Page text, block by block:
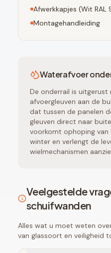
Afwerkkapjes (Wit RAL
Montagehandleiding
Waterafvoer
De onderrail is uitgerust
afvoergleuven aan de
dat tussen de panelen
gleuven direct naar
voorkomt ophoping van
winter en verlengt de
wielmechanismen
Veelgestelde
schuifwanden
Alles wat u moet weten
van glassoort en veiligheid